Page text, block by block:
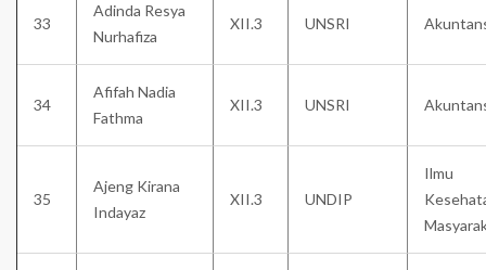
33
Adinda Resya
Nurhafiza
XII.3 UNSRI
34
Afifah Nadia
Fathma
XII.3 UNSRI
35
Ajeng Kirana
Indayaz
XII.3 UNDIP
Ilmu